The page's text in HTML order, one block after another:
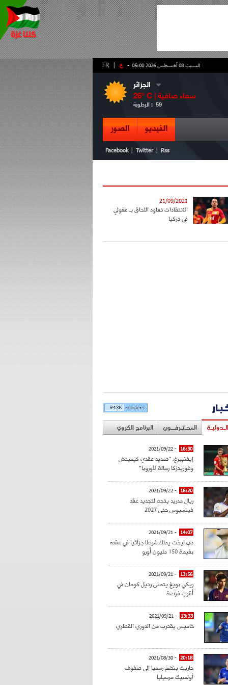
- ع FR السبت 08 أغسطس 2026 05:00
الجزائر
26° C | سماء صافية
الرطوبة : 59
الفيديو الصور
Facebook Twitter Rss
21/09/2021
الانتقادات تعاود اللحاق بـ فغولي
في تركيا
المحـتـرفــون البرنامج الكروي
16:30
- 2021/09/22
إيفنبيرغ: "تمديد عقدي كيميتش
وغوريتزكا رسالة لأوروبا"
16:20
- 2021/09/22
ريال مدريد يتجه لتجديد عقد
فينسيوس حتى 2027
14:07
- 2021/09/21
دي ليخت يملك شرطا جزائيا في عقده
بقيمة 150 مليون أورو
13:56
- 2021/09/21
ريكي بويغ يتمنى رحيل كومان في
أقرب فرصة
13:33
- 2021/09/21
خاميس يقترب من الدوري القطري
20:18
- 2021/08/30
حاريث ينضم رسميا إلى صفوف
أولمبيك مرسيليا